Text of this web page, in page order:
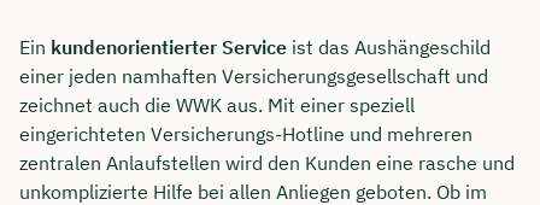
Ein kundenorientierter Service ist das Aushängeschild
einer jeden namhaften Versicherungsgesellschaft und
zeichnet auch die WWK aus. Mit einer speziell
eingerichteten Versicherungs-Hotline und mehreren
zentralen Anlaufstellen wird den Kunden eine rasche und
unkomplizierte Hilfe bei allen Anliegen geboten. Ob im